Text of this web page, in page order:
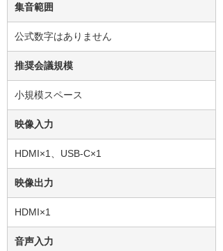
集音範囲
公式数字はありません
推奨会議規模
小規模スペース
映像入力
HDMI×1、USB-C×1
映像出力
HDMI×1
音声入力